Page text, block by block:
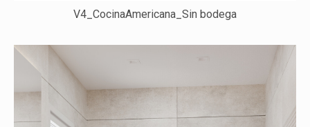
V4_CocinaAmericana_Sin bodega